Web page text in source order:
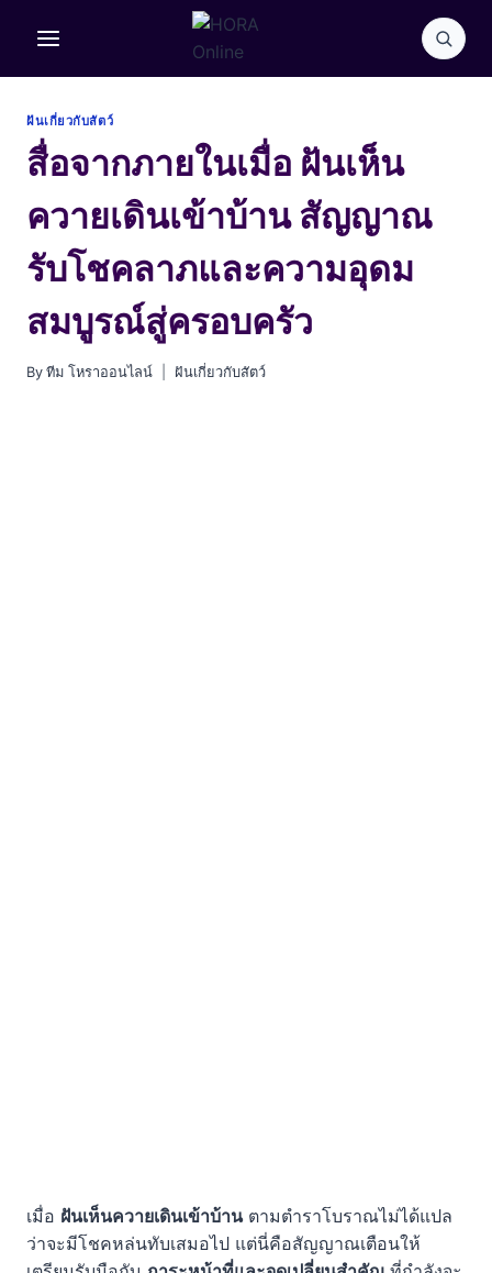
ฝันเกี่ยวกับสัตว์
สื่อจากภายในเมื่อ ฝันเห็น
ควายเดินเข้าบ้าน สัญญาณ
รับโชคลาภและความอุดม
สมบูรณ์สู่ครอบครัว
By ทีม โหราออนไลน์ ฝันเกี่ยวกับสัตว์
เมื่อ ฝันเห็นควายเดินเข้าบ้านตามตำราโบราณไม่ได้แปล
ว่าจะมีโชคหล่นทับเสมอไป แต่นี่คือสัญญาณเตือนให้